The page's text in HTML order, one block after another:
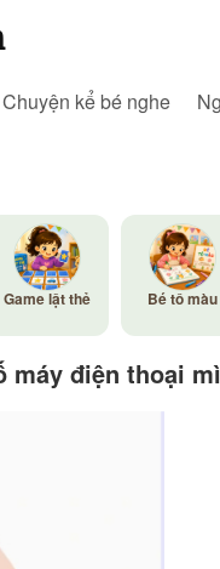
Chuyện kể bé nghe
Game lật thẻ Bé tô màu
máy điện thoại